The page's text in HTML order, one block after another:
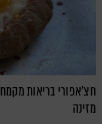
חצ'אפורי בריאות
מזינה